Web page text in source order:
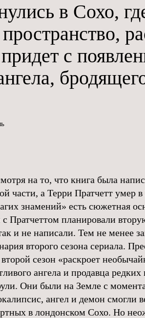
в Сохо,
с
на то, что книга была
части, а Терри Пратчетт умер в
знамений» есть сюжетная
Пратчеттом планировали
и не написали. Тем не менее
второго сезона сериала.
второй сезон «раскроет
ангела и продавца
Они были на Земле с момента
ангел и демон смогли
в лондонском Сохо. Но